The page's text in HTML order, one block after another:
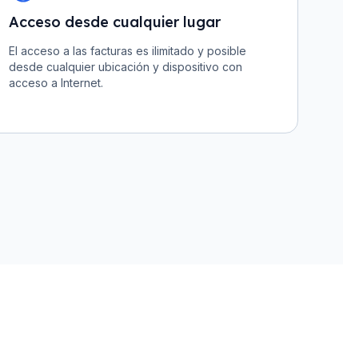
Acceso desde cualquier lugar
El acceso a las facturas es ilimitado y posible
desde cualquier ubicación y dispositivo con
acceso a Internet.